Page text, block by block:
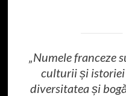
„Numele franceze
culturii și istoriei
diversitatea și